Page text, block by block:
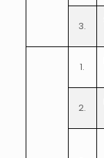
3.
1.
2.